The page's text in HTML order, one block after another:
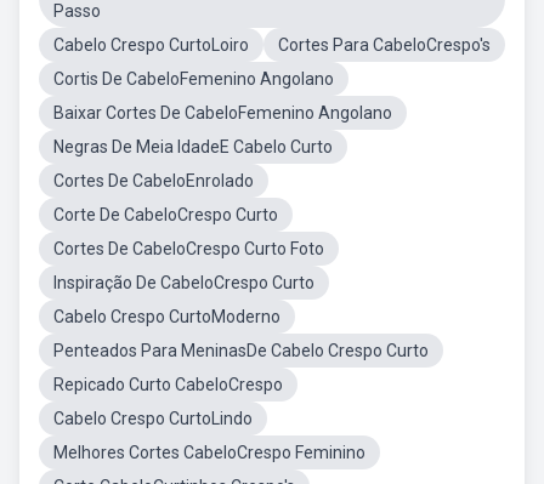
Passo
Cabelo Crespo CurtoLoiro
Cortes Para CabeloCrespo's
Cortis De CabeloFemenino Angolano
Baixar Cortes De CabeloFemenino Angolano
Negras De Meia IdadeE Cabelo Curto
Cortes De CabeloEnrolado
Corte De CabeloCrespo Curto
Cortes De CabeloCrespo Curto Foto
Inspiração De CabeloCrespo Curto
Cabelo Crespo CurtoModerno
Penteados Para MeninasDe Cabelo Crespo Curto
Repicado Curto CabeloCrespo
Cabelo Crespo CurtoLindo
Melhores Cortes CabeloCrespo Feminino